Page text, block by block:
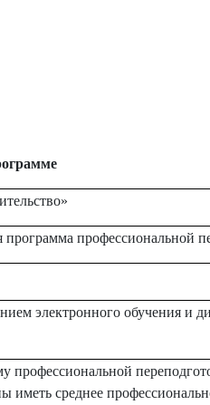
профессиональной
электронного обучения и
профессиональной
иметь среднее